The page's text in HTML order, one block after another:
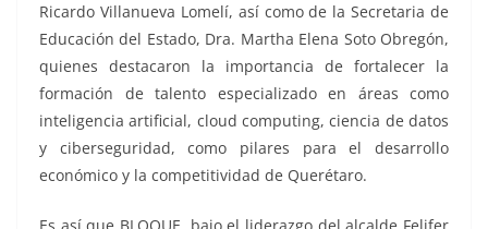
Ricardo Villanueva Lomelí, así como de la Secretaria de
Educación del Estado, Dra. Martha Elena Soto Obregón,
quienes destacaron la importancia de fortalecer la
formación de talento especializado en áreas como
inteligencia artificial, cloud computing, ciencia de datos
y ciberseguridad, como pilares para el desarrollo
económico y la competitividad de Querétaro.